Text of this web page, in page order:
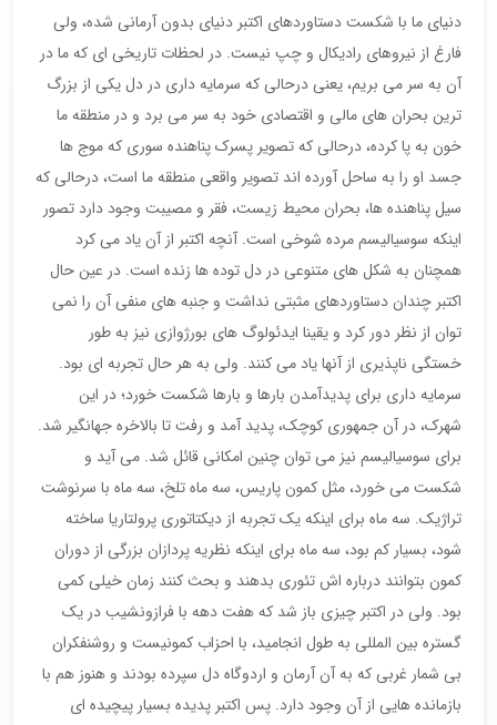
دنیای ما با شکست دستاوردهای اکتبر دنیای بدون آرمانی شده، ولی
فارغ از نیروهای رادیکال و چپ نیست. در لحظات تاریخی ای که ما در
آن به سر می بریم، یعنی درحالی که سرمایه داری در دل یکی از بزرگ
ترین بحران های مالی و اقتصادی خود به سر می برد و در منطقه ما
خون به پا کرده، درحالی که تصویر پسرک پناهنده سوری که موج ها
جسد او را به ساحل آورده اند تصویر واقعی منطقه ما است، درحالی که
سیل پناهنده ها، بحران محیط زیست، فقر و مصیبت وجود دارد تصور
اینکه سوسیالیسم مرده شوخی است. آنچه اکتبر از آن یاد می کرد
همچنان به شکل های متنوعی در دل توده ها زنده است. در عین حال
اکتبر چندان دستاوردهای مثبتی نداشت و جنبه های منفی آن را نمی
توان از نظر دور کرد و یقینا ایدئولوگ های بورژوازی نیز به طور
خستگی ناپذیری از آنها یاد می کنند. ولی به هر حال تجربه ای بود.
سرمایه داری برای پدیدآمدن بارها و بارها شکست خورد؛ در این
شهرک، در آن جمهوری کوچک، پدید آمد و رفت تا بالاخره جهانگیر شد.
برای سوسیالیسم نیز می توان چنین امکانی قائل شد. می آید و
شکست می خورد، مثل کمون پاریس، سه ماه تلخ، سه ماه با سرنوشت
تراژیک. سه ماه برای اینکه یک تجربه از دیکتاتوری پرولتاریا ساخته
شود، بسیار کم بود، سه ماه برای اینکه نظریه پردازان بزرگی از دوران
کمون بتوانند درباره اش تئوری بدهند و بحث کنند زمان خیلی کمی
بود. ولی در اکتبر چیزی باز شد که هفت دهه با فرازونشیب در یک
گستره بین المللی به طول انجامید، با احزاب کمونیست و روشنفکران
بی شمار غربی که به آن آرمان و اردوگاه دل سپرده بودند و هنوز هم با
بازمانده هایی از آن وجود دارد. پس اکتبر پدیده بسیار پیچیده ای